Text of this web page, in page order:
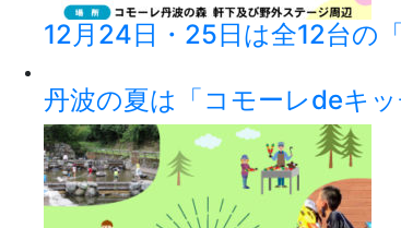
12月24日・25日は全12台の
丹波の夏は「コモーレdeキッ